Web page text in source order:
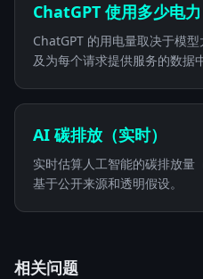
ChatGPT 使用多少电力
ChatGPT 的用电量取决于模
及为每个请求提供服务的数据
AI 碳排放（实时）
实时估算人工智能的碳排放量
基于公开来源和透明假设。
相关问题